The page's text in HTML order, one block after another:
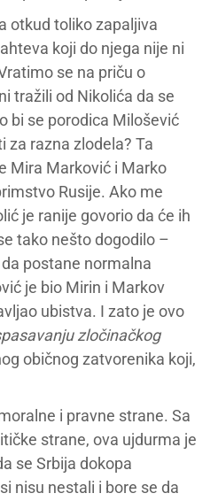
otkud toliko zapaljiva
koji do njega nije ni
se na priču o
tražili od Nikolića da se
bi se porodica Milošević
za razna zlodela? Ta
Mira Marković i Marko
Rusije. Ako me
je ranije govorio da će ih
tako nešto dogodilo –
postane normalna
je bio Mirin i Markov
ubistva. I zato je ovo
zločinačkog
običnog zatvorenika koji,
i pravne strane. Sa
strane, ova ujdurma je
se Srbija dokopa
nisu nestali i bore se da